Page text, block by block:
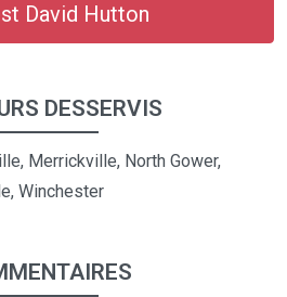
David Hutton
DESSERVIS
Merrickville, North Gower,
Winchester